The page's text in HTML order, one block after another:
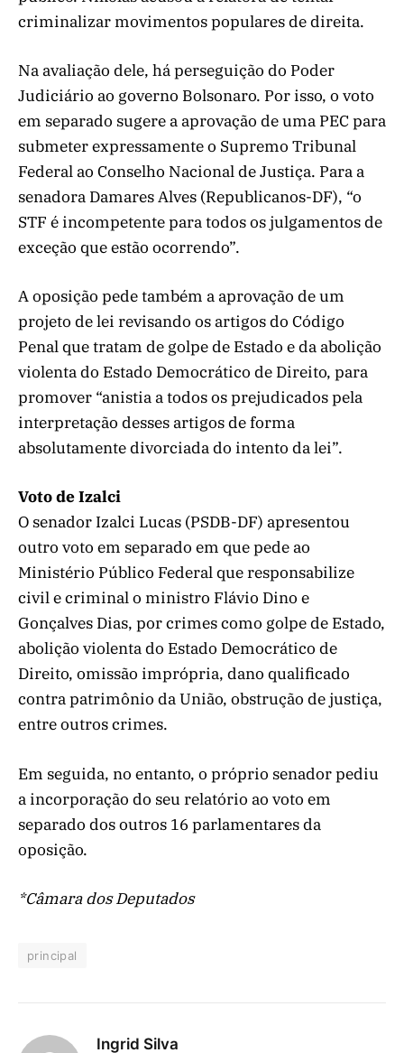
criminalizar movimentos populares de direita.
Na avaliação dele, há perseguição do Poder
Judiciário ao governo Bolsonaro. Por isso, o voto
em separado sugere a aprovação de uma PEC para
submeter expressamente o Supremo Tribunal
Federal ao Conselho Nacional de Justiça. Para a
senadora Damares Alves (Republicanos-DF), “o
STF é incompetente para todos os julgamentos de
exceção que estão ocorrendo”.
A oposição pede também a aprovação de um
projeto de lei revisando os artigos do Código
Penal que tratam de golpe de Estado e da abolição
violenta do Estado Democrático de Direito, para
promover “anistia a todos os prejudicados pela
interpretação desses artigos de forma
absolutamente divorciada do intento da lei”.
Voto de Izalci
O senador Izalci Lucas (PSDB-DF) apresentou
outro voto em separado em que pede ao
Ministério Público Federal que responsabilize
civil e criminal o ministro Flávio Dino e
Gonçalves Dias, por crimes como golpe de Estado,
abolição violenta do Estado Democrático de
Direito, omissão imprópria, dano qualificado
contra patrimônio da União, obstrução de justiça,
entre outros crimes.
Em seguida, no entanto, o próprio senador pediu
a incorporação do seu relatório ao voto em
separado dos outros 16 parlamentares da
oposição.
*Câmara dos Deputados
principal
Ingrid Silva